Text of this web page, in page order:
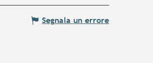
Segnala un errore